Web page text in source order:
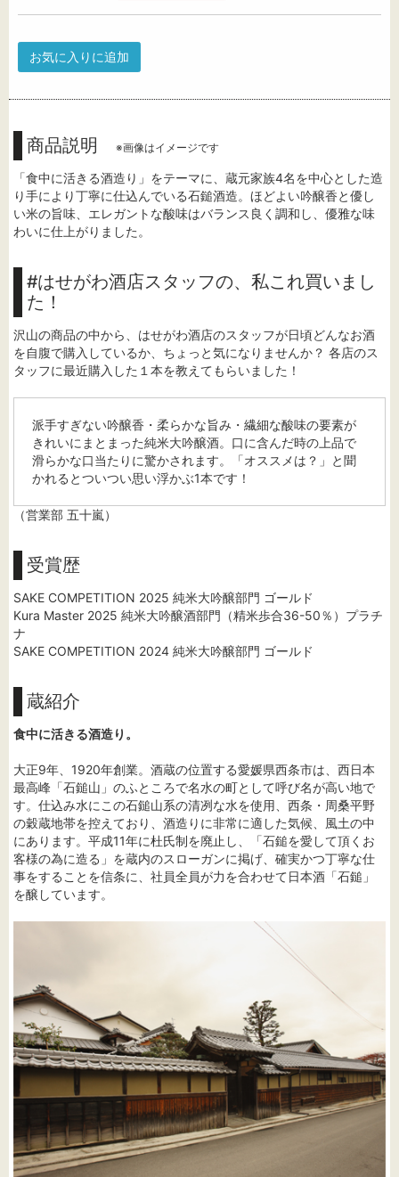
お気に入りに追加
商品説明 ※画像はイメージです
「食中に活きる酒造り」をテーマに、蔵元家族4名を中心とした造
り手により丁寧に仕込んでいる石鎚酒造。ほどよい吟醸香と優し
い米の旨味、エレガントな酸味はバランス良く調和し、優雅な味
わいに仕上がりました。
#はせがわ酒店スタッフの、私これ買いまし
た！
沢山の商品の中から、はせがわ酒店のスタッフが日頃どんなお酒
を自腹で購入しているか、ちょっと気になりませんか？ 各店のス
タッフに最近購入した１本を教えてもらいました！
派手すぎない吟醸香・柔らかな旨み・繊細な酸味の要素が
きれいにまとまった純米大吟醸酒。口に含んだ時の上品で
滑らかな口当たりに驚かされます。「オススメは？」と聞
かれるとついつい思い浮かぶ1本です！
（営業部 五十嵐）
受賞歴
SAKE COMPETITION 2025 純米大吟醸部門 ゴールド
Kura Master 2025 純米大吟醸酒部門（精米歩合36-50％）プラチ
ナ
SAKE COMPETITION 2024 純米大吟醸部門 ゴールド
蔵紹介
食中に活きる酒造り。
大正9年、1920年創業。酒蔵の位置する愛媛県西条市は、西日本
最高峰「石鎚山」のふところで名水の町として呼び名が高い地で
す。仕込み水にこの石鎚山系の清冽な水を使用、西条・周桑平野
の穀蔵地帯を控えており、酒造りに非常に適した気候、風土の中
にあります。平成11年に杜氏制を廃止し、「石鎚を愛して頂くお
客様の為に造る」を蔵内のスローガンに掲げ、確実かつ丁寧な仕
事をすることを信条に、社員全員が力を合わせて日本酒「石鎚」
を醸しています。